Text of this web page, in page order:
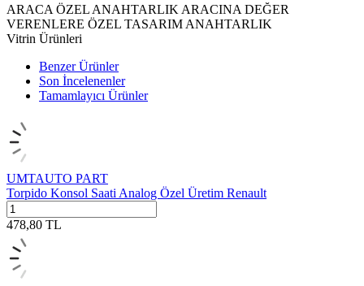
ARACA ÖZEL ANAHTARLIK ARACINA DEĞER
VERENLERE ÖZEL TASARIM ANAHTARLIK
Vitrin Ürünleri
Benzer Ürünler
Son İncelenenler
Tamamlayıcı Ürünler
UMTAUTO PART
Torpido Konsol Saati Analog Özel Üretim Renault
478,80 TL